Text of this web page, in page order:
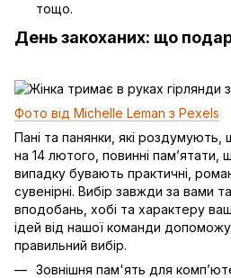
тощо.
День закоханих: що
Фото від Michelle Leman з Pexels
Пані та панянки, які
на 14 лютого, повинні
випадку бувають практичні,
сувенірні. Вибір завжди за вами
вподобань, хобі та характеру
ідей від нашої команди
правильний вибір.
Зовнішня пам'ять для